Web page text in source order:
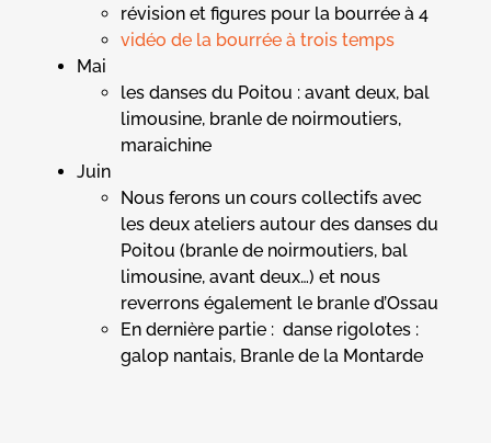
révision et figures pour la bourrée à 4
vidéo de la bourrée à trois temps
Mai
les danses du Poitou : avant deux, bal
limousine, branle de noirmoutiers,
maraichine
Juin
Nous ferons un cours collectifs avec
les deux ateliers autour des danses du
Poitou (branle de noirmoutiers, bal
limousine, avant deux…) et nous
reverrons également le branle d’Ossau
En dernière partie : danse rigolotes :
galop nantais, Branle de la Montarde